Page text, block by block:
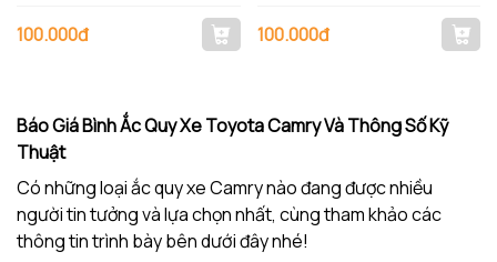
100.000đ
100.000đ
Báo Giá Bình Ắc Quy Xe Toyota Camry Và Thông Số Kỹ
Thuật
Có những loại ắc quy xe Camry nào đang được nhiều
người tin tưởng và lựa chọn nhất, cùng tham khảo các
thông tin trình bày bên dưới đây nhé!